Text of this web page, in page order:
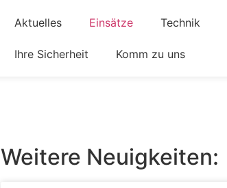
Aktuelles Einsätze Technik
Ihre Sicherheit Komm zu uns
Weitere Neuigkeiten: